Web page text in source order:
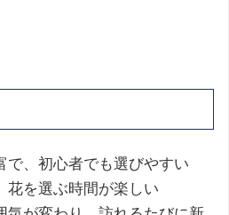
で、初心者でも選びやすい
花を選ぶ時間が楽しい